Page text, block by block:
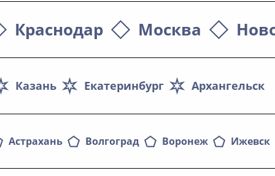
Краснодар Москва
Архангельск
Екатеринбург
Казань
Астрахань Волгоград Воронеж Ижевск